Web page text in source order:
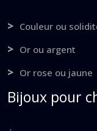
Couleur ou
Or ou argent
Or rose ou jaune
Bijoux pour